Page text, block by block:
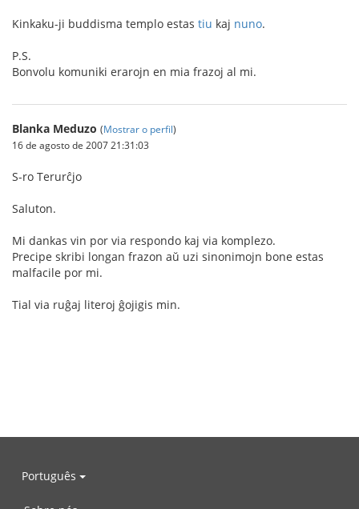
Kinkaku-ji buddisma templo estas tiu kaj nuno.
P.S.
Bonvolu komuniki erarojn en mia frazoj al mi.
Blanka Meduzo (Mostrar o perfil)
16 de agosto de 2007 21:31:03
S-ro Terurĉjo
Saluton.
Mi dankas vin por via respondo kaj via komplezo.
Precipe skribi longan frazon aŭ uzi sinonimojn bone estas
malfacile por mi.
Tial via ruĝaj literoj ĝojigis min.
Português